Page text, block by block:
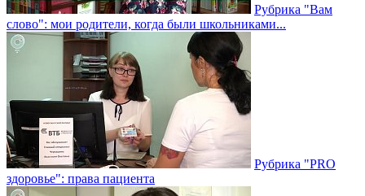
Рубрика "Вам
слово": мои родители, когда были школьниками...
Рубрика "PRO
здоровье": права пациента